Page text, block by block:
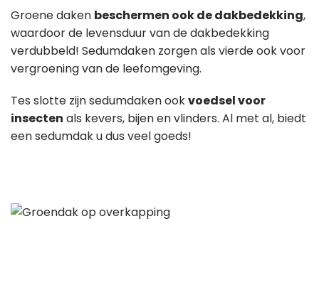
Groene daken beschermen ook de dakbedekking,
waardoor de levensduur van de dakbedekking
verdubbeld! Sedumdaken zorgen als vierde ook voor
vergroening van de leefomgeving.
Tes slotte zijn sedumdaken ookvoedsel voor
insecten als kevers, bijen en vlinders. Al met al, biedt
een sedumdak u dus veel goeds!